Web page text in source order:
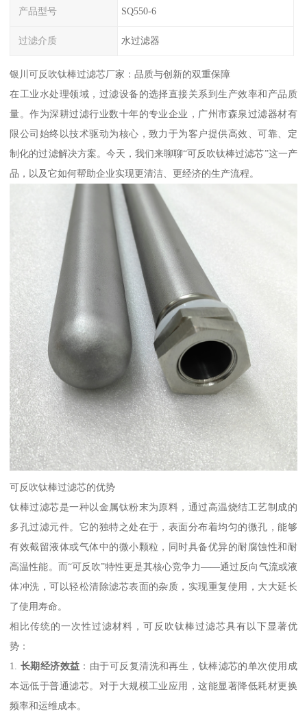
产品型号 SQ550-6
过滤介质 水过滤器
银川可反吹钛棒过滤芯厂家：品质与创新的双重保障
在工业水处理领域，过滤设备的选择直接关系到生产效率和产品质
量。作为深耕过滤行业数十年的专业企业，广州市森泉过滤器材有
限公司始终以技术驱动为核心，致力于为客户提供高效、可靠、定
制化的过滤解决方案。今天，我们来聊聊“可反吹钛棒过滤芯”这一产
品，以及它如何帮助企业实现更清洁、更经济的生产流程。
可反吹钛棒过滤芯的优势
钛棒过滤芯是一种以金属钛粉末为原料，通过高温烧结工艺制成的
多孔过滤元件。它的独特之处在于，表面分布着均匀的微孔，能够
有效截留液体或气体中的微小颗粒，同时具备优异的耐腐蚀性和耐
高温性能。而“可反吹”特性更是其核心竞争力——通过反向气流或液
体冲洗，可以轻松清除滤芯表面的杂质，实现重复使用，大大延长
了使用寿命。
相比传统的一次性过滤材料，可反吹钛棒过滤芯具有以下显著优
势：
1. 长期经济效益 ：由于可反复清洗和再生，钛棒滤芯的单次使用成
本远低于普通滤芯。对于大规模工业应用，这能显著降低耗材更换
频率和运维成本。